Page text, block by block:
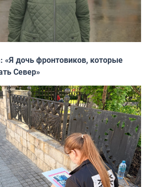
«Я дочь фронтовиков, которые
Север»